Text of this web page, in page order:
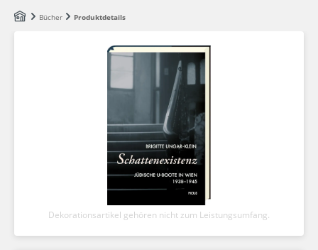
Zum Hauptinhalt springen
Bücher Produktdetails
Dekorationsartikel gehören nicht zum Leistungsumfang.